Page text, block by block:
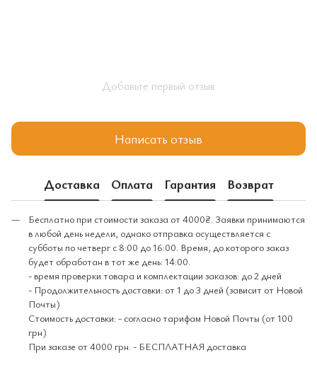
Добавьте первый отзыв
Написать отзыв
Доставка Оплата Гарантия Возврат
Бесплатно при стоимости заказа от 4000₴. Заявки принимаются
в любой день недели, однако отправка осуществляется с
субботы по четверг с 8:00 до 16:00. Время, до которого заказ
будет обработан в тот же день: 14:00.
- время проверки товара и комплектации заказов: до 2 дней
- Продолжительность доставки: от 1 до 3 дней (зависит от Новой
Почты)
Стоимость доставки: - согласно тарифам Новой Почты (от 100
грн)
При заказе от 4000 грн. - БЕСПЛАТНАЯ доставка